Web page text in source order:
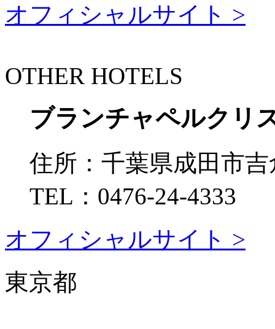
オフィシャルサイト >
OTHER HOTELS
ブランチャペルクリ
住所： 千葉県成田市吉
TEL： 0476-24-4333
オフィシャルサイト >
東京都